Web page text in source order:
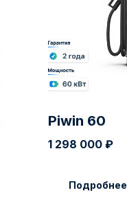
Piwin 60
1 298 000 ₽
Подробнее